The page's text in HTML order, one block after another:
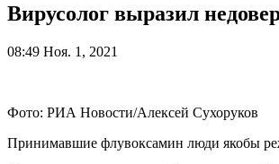
Вирусолог выразил
08:49 Ноя. 1, 2021
Фото: РИА Новости/Алексей Сухоруков
Принимавшие флувоксамин люди якобы